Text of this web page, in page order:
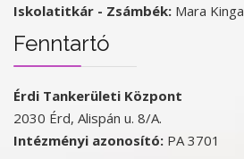
Iskolatitkár - Zsámbék: Mara Kinga
Fenntartó
Érdi Tankerületi Központ
2030 Érd, Alispán u. 8/A.
Intézményi azonosító: PA 3701